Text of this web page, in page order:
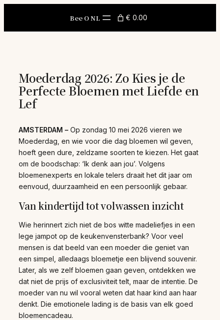
Bee O NL € 0.00
Moederdag 2026: Zo Kies je de
Perfecte Bloemen met Liefde en
Lef
AMSTERDAM – Op zondag 10 mei 2026 vieren we
Moederdag, en wie voor die dag bloemen wil geven,
hoeft geen dure, zeldzame soorten te kiezen. Het gaat
om de boodschap: ‘Ik denk aan jou’. Volgens
bloemenexperts en lokale telers draait het dit jaar om
eenvoud, duurzaamheid en een persoonlijk gebaar.
Van kindertijd tot volwassen inzicht
Wie herinnert zich niet de bos witte madeliefjes in een
lege jampot op de keukenvensterbank? Voor veel
mensen is dat beeld van een moeder die geniet van
een simpel, alledaags bloemetje een blijvend souvenir.
Later, als we zelf bloemen gaan geven, ontdekken we
dat niet de prijs of exclusiviteit telt, maar de intentie. De
moeder van nu wil vooral weten dat haar kind aan haar
denkt. Die emotionele lading is de basis van elk goed
bloemencadeau.